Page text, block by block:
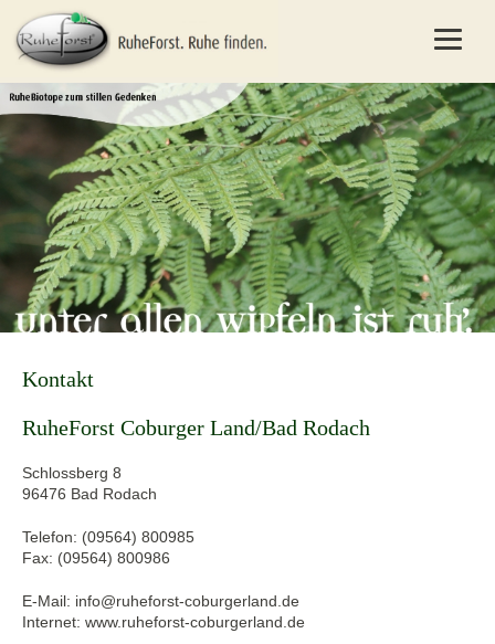
Kontakt
RuheForst Coburger Land/Bad Rodach
Schlossberg 8
96476 Bad Rodach
Telefon: (09564) 800985
Fax: (09564) 800986
E-Mail: info@ruheforst-coburgerland.de
Internet: www.ruheforst-coburgerland.de